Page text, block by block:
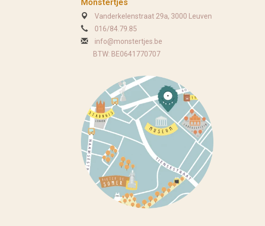
Monstertjes
Vanderkelenstraat 29a, 3000 Leuven
016/84.79.85
info@monstertjes.be
BTW: BE0641770707